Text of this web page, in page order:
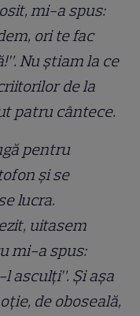
mi-a spus:
ori te fac
Nu ştiam la ce
de la
patru cântece.
pentru
şi se
lucra.
uitasem
mi-a spus:
asculţi”. Şi aşa
de oboseală,